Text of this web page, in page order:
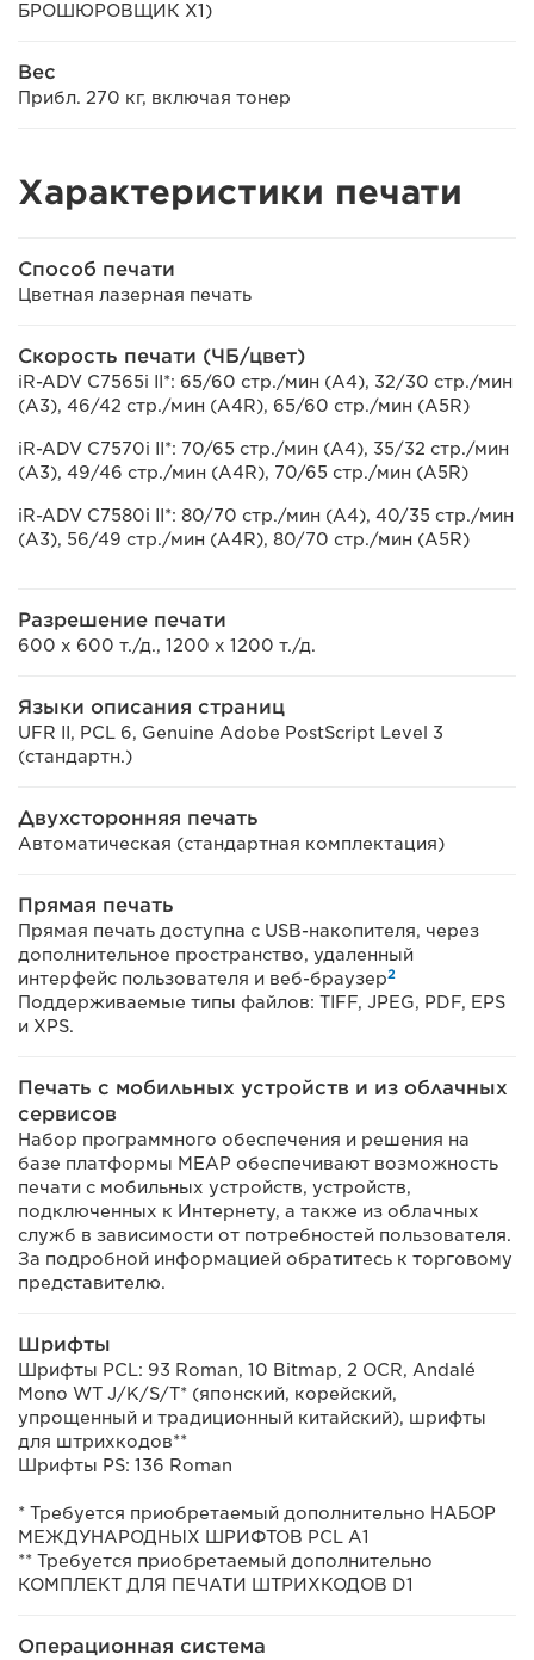
БРОШЮРОВЩИК X1)
Вес
Прибл. 270 кг, включая тонер
Характеристики печати
Способ печати
Цветная лазерная печать
Скорость печати (ЧБ/цвет)
iR-ADV C7565i II*: 65/60 стр./мин (A4), 32/30 стр./мин
(A3), 46/42 стр./мин (A4R), 65/60 стр./мин (A5R)
iR-ADV C7570i II*: 70/65 стр./мин (A4), 35/32 стр./мин
(A3), 49/46 стр./мин (A4R), 70/65 стр./мин (A5R)
iR-ADV C7580i II*: 80/70 стр./мин (A4), 40/35 стр./мин
(A3), 56/49 стр./мин (A4R), 80/70 стр./мин (A5R)
Разрешение печати
600 x 600 т./д., 1200 x 1200 т./д.
Языки описания страниц
UFR II, PCL 6, Genuine Adobe PostScript Level 3
(стандартн.)
Двухсторонняя печать
Автоматическая (стандартная комплектация)
Прямая печать
Прямая печать доступна с USB-накопителя, через
дополнительное пространство, удаленный
интерфейс пользователя и веб-браузер2
Поддерживаемые типы файлов: TIFF, JPEG, PDF, EPS
и XPS.
Печать с мобильных устройств и из облачных
сервисов
Набор программного обеспечения и решения на
базе платформы MEAP обеспечивают возможность
печати с мобильных устройств, устройств,
подключенных к Интернету, а также из облачных
служб в зависимости от потребностей пользователя.
За подробной информацией обратитесь к торговому
представителю.
Шрифты
Шрифты PCL: 93 Roman, 10 Bitmap, 2 OCR, Andalé
Mono WT J/K/S/T* (японский, корейский,
упрощенный и традиционный китайский), шрифты
для штрихкодов**
Шрифты PS: 136 Roman
* Требуется приобретаемый дополнительно НАБОР
МЕЖДУНАРОДНЫХ ШРИФТОВ PCL A1
** Требуется приобретаемый дополнительно
КОМПЛЕКТ ДЛЯ ПЕЧАТИ ШТРИХКОДОВ D1
Операционная система